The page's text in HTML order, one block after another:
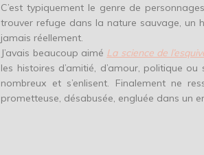
C’est typiquement le genre de
trouver refuge dans la nature sauvage, un
jamais réellement.
J’avais beaucoup aimé La science de
les histoires d’amitié, d’amour, politique
nombreux et s’enlisent. Finalement ne
prometteuse, désabusée, engluée dans un